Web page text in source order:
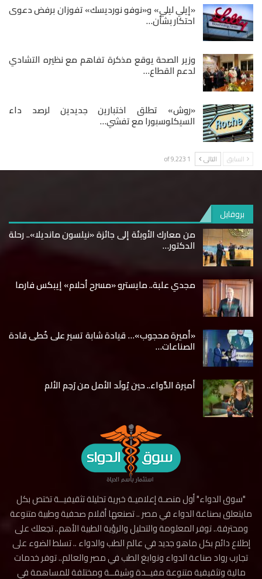
«إيلي ليلي» و«نوفو نورديسك» تفوزان برفض دعوى
احتكار بشأن…
وزير الصحة يوقع مذكرة تفاهم مع نظيره التشادي
لدعم القطاع…
«روش» تطلق اختبارين جديدين لرصد داء
السيكلوسبورا مع تفشي…
السابق التالى 1 of 9٬223
بروفايل
من معارك الأوبئة إلى جائزة «نيلسون مانديلا».. رحلة
الدكتور…
مجدي علبة.. مايسترو «مسرح أحلام» إيبكس فارما
«أميرة محجوب»… قيادة شابة تسير على خُطى قادة
الصناعات…
أميرة الدَّواء.. حين يُولَد الأمل من رَحِم الألم
"سوق الدواء" أول منصـة إعلاميـة خبرية تحليلة تثقيفيــة تختص بكل
مايتعلق بصناعة الدواء في مصر .. تصنعها أقلام صحفية وطبية متنوعة
ومحترفة.. توفر المعلومة والتحليل والرؤية الطبية الأهم.. تجعلك على
إطلاع دائم بكل ماهو جديد في عالم الطب والدواء .. تسلط الضوء على
تجارب رواد صناعة الدواء ونوابغ الطب في مصر والعالم.. توفر خدمات
مالية وتثقيفية متنوعة مفيــدة وشيقــة ومختلفة للمساهمة في